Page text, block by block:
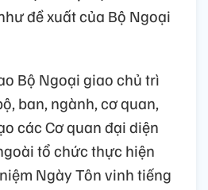
đề xuất của Bộ Ngoại
Bộ Ngoại giao chủ trì
ban, ngành, cơ quan,
các Cơ quan đại diện
tổ chức thực hiện
Ngày Tôn vinh tiếng